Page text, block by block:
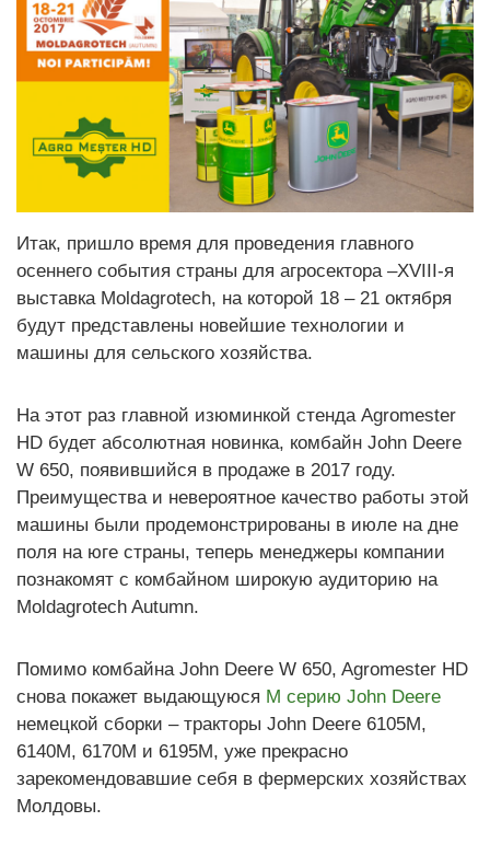
Итак, пришло время для проведения главного
осеннего события страны для агросектора –XVIII-я
выставка Moldagrotech, на которой 18 – 21 октября
будут представлены новейшие технологии и
машины для сельского хозяйства.
На этот раз главной изюминкой стенда Agromester
HD будет абсолютная новинка, комбайн John Deere
W 650, появившийся в продаже в 2017 году.
Преимущества и невероятное качество работы этой
машины были продемонстрированы в июле на дне
поля на юге страны, теперь менеджеры компании
познакомят с комбайном широкую аудиторию на
Moldagrotech Autumn.
Помимо комбайна John Deere W 650, Agromester HD
снова покажет выдающуюся M серию John Deere
немецкой сборки – тракторы John Deere 6105М,
6140М, 6170М и 6195М, уже прекрасно
зарекомендовавшие себя в фермерских хозяйствах
Молдовы.